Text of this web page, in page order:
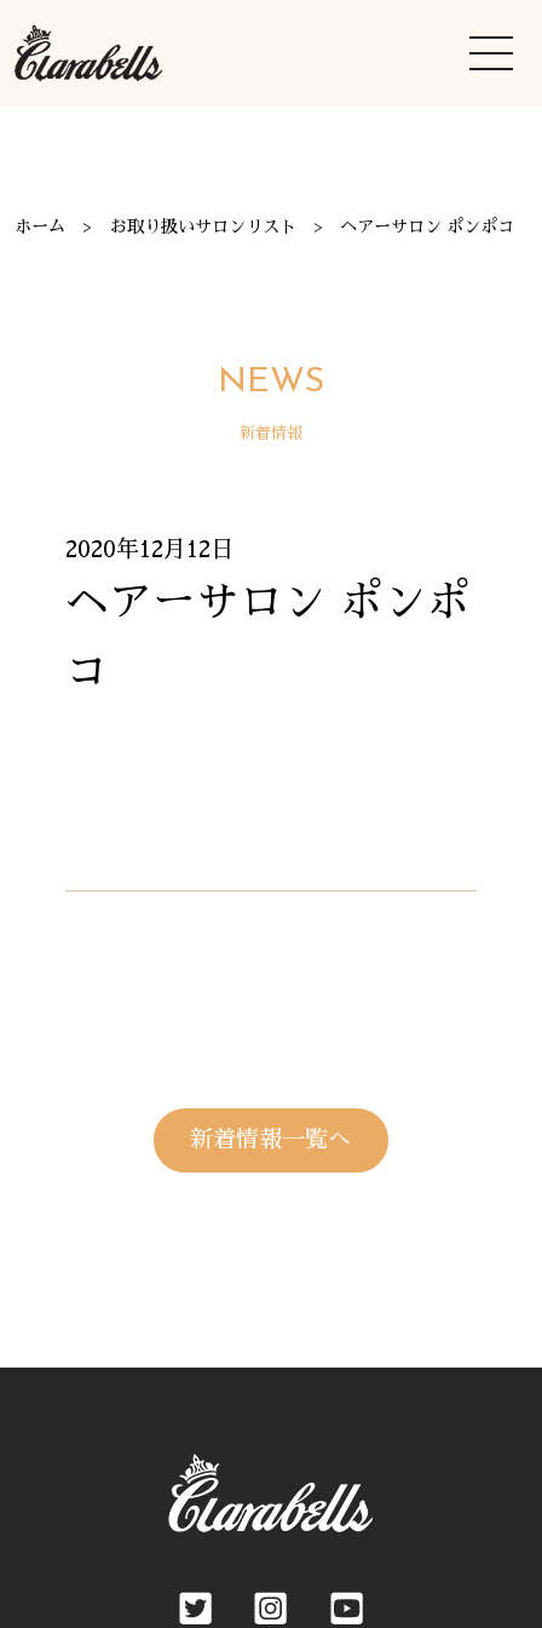
ホーム お取り扱いサロンリスト ヘアーサロン ポンポコ
NEWS
新着情報
2020年12月12日
ヘアーサロン ポンポ
コ
新着情報一覧へ